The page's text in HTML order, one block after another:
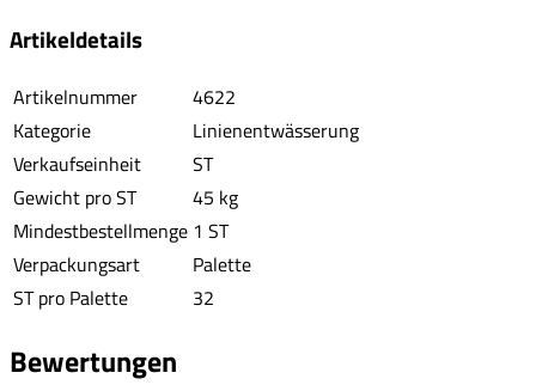
Artikeldetails
Artikelnummer
4622
Kategorie
Linienentwässerung
Verkaufseinheit
ST
Gewicht pro ST
45 kg
Mindestbestellmenge 1 ST
Verpackungsart
Palette
ST pro Palette
32
Bewertungen